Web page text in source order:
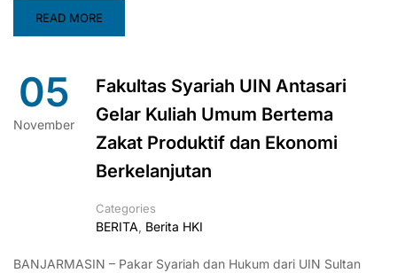
READ MORE
05
November
Fakultas Syariah UIN Antasari
Gelar Kuliah Umum Bertema
Zakat Produktif dan Ekonomi
Berkelanjutan
Categories
BERITA, Berita HKI
BANJARMASIN – Pakar Syariah dan Hukum dari UIN Sultan